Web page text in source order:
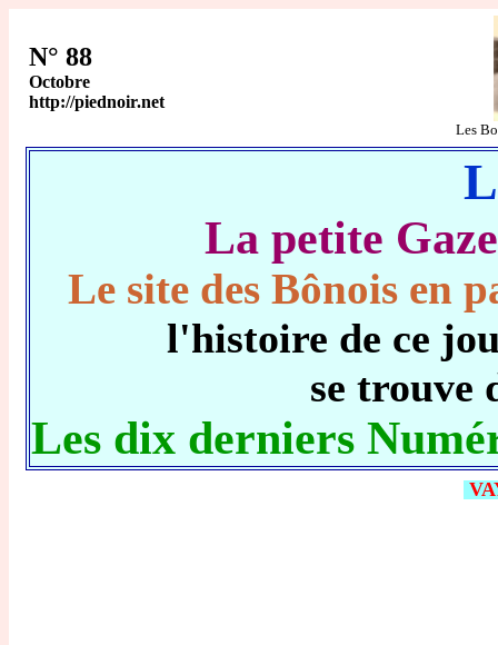
N° 88
Octobre
http://piednoir.net
Les
La petite
Le site des Bônois en
l'histoire de ce
se trouve
Les dix derniers